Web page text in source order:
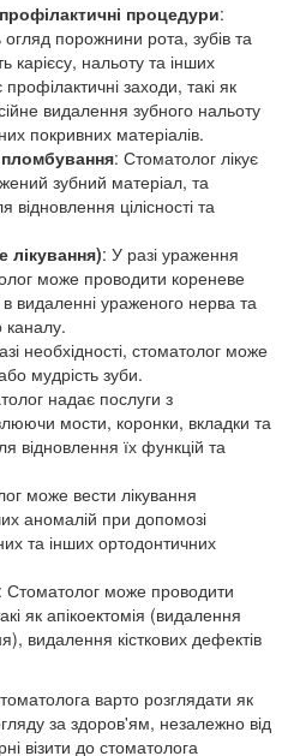
процедури:
порожнини рота, зубів та
карієсу, нальоту та інших
заходи, такі як
видалення зубного нальоту
покривних матеріалів.
пломбування: Стоматолог лікує
зубний матеріал, та
цілісності та
лікування): У разі ураження
може проводити кореневе
видаленні ураженого нерва та
каналу.
необхідності, стоматолог може
мудрість зуби.
надає послуги з
мости, коронки, вкладки та
відновлення їх функцій та
може вести лікування
аномалій при допомозі
та інших ортодонтичних
: Стоматолог може проводити
як апікоектомія (видалення
видалення кісткових дефектів
варто розглядати як
за здоров'ям, незалежно від
візити до стоматолога